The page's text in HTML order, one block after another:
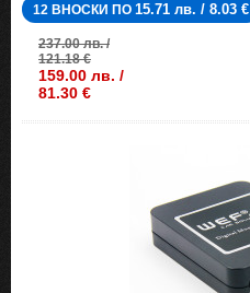
12 ВНОСКИ ПО 15.71 лв. / 8.03 €
237.00 лв. /
121.18 €
159.00 лв. /
81.30 €